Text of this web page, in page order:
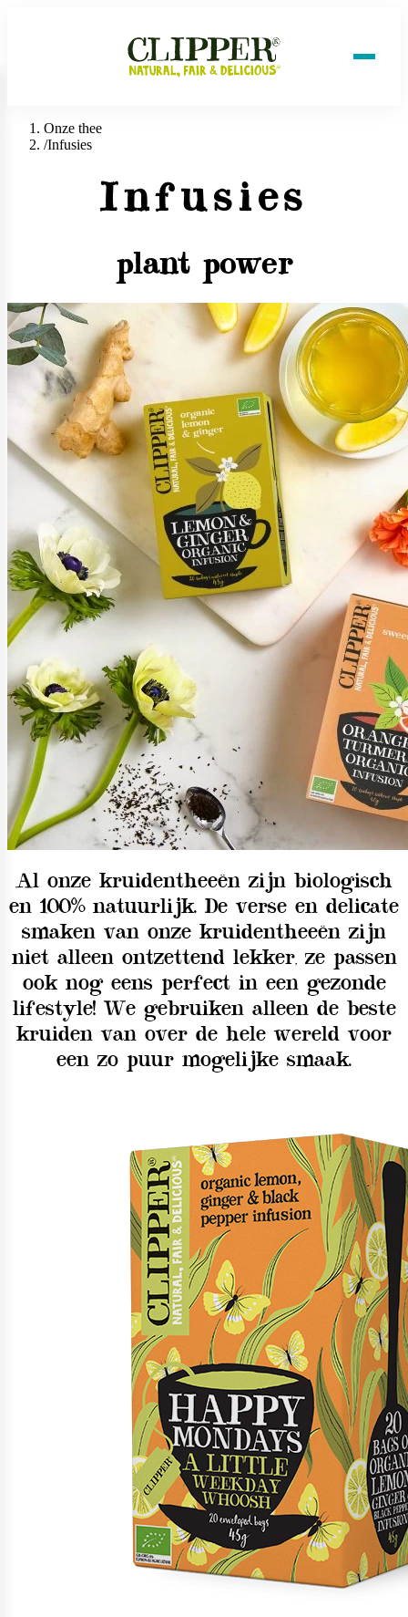
Onze thee
/Infusies
Infusies
plant power
Al onze kruidentheeën zijn biologisch
en 100% natuurlijk. De verse en delicate
smaken van onze kruidentheeën zijn
niet alleen ontzettend lekker, ze passen
ook nog eens perfect in een gezonde
lifestyle! We gebruiken alleen de beste
kruiden van over de hele wereld voor
een zo puur mogelijke smaak.